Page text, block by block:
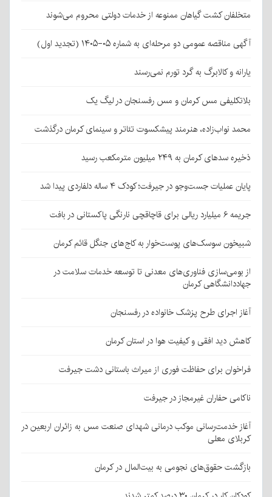
متخلفان کشت گیاهان ممنوعه از خدمات دولتی محروم می‌شوند
آگهی مناقصه عمومی دو مرحله‌ای به شماره ۰۵-۱۴۰۵ (تجدید اول)
یارانه و کالابرگ به گرد تورم نمی‌رسند
بلاتکلیفی مس کرمان و مس رفسنجان در لیگ یک
محمد نواب‌زاده، هنرمند پیشکسوت تئاتر و سینمای کرمان درگذشت
ذخیره سدهای کرمان به ۲۴۹ میلیون مترمکعب رسید
پایان عملیات جست‌وجو در جیرفت؛ کودک ۴ ساله دلفاردی پیدا شد
جریمه ۶ میلیارد ریالی برای قاچاقچی نارنگی پاکستانی در بافت
شبیخون سوسک‌های پوست‌خوار به کاج‌های جنگل قائم کرمان
از بومی‌سازی فناوری‌های معدنی تا توسعه خدمات سلامت در
جهاددانشگاهی کرمان
آغاز اجرای طرح پزشک خانواده در رفسنجان
کاهش دید افقی و کیفیت هوا در استان کرمان
فراخوان برای حفاظت فوری از میراث باستانی دشت جیرفت
ناکامی حفاران غیرمجاز در جیرفت
آغاز خدمت‌رسانی موکب درمانی شهدای صنعت مس به زائران اربعین در
کربلای معلی
بازگشت حقوق‌های نجومی به بیت‌المال در کرمان